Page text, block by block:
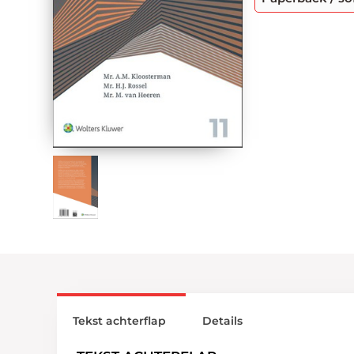
Tekst achterflap Details